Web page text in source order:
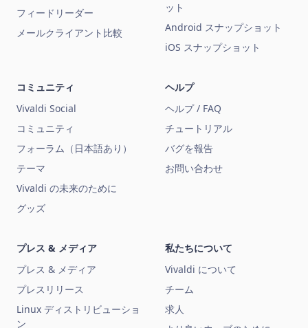
フィードリーダー
メールクライアント比較
ット
Android スナップショット
iOS スナップショット
コミュニティ
Vivaldi Social
コミュニティ
フォーラム（日本語あり）
テーマ
Vivaldi の未来のために
グッズ
ヘルプ
ヘルプ / FAQ
チュートリアル
バグを報告
お問い合わせ
プレス & メディア
プレス & メディア
プレスリリース
Linux ディストリビューショ
ン
私たちについて
Vivaldi について
チーム
求人